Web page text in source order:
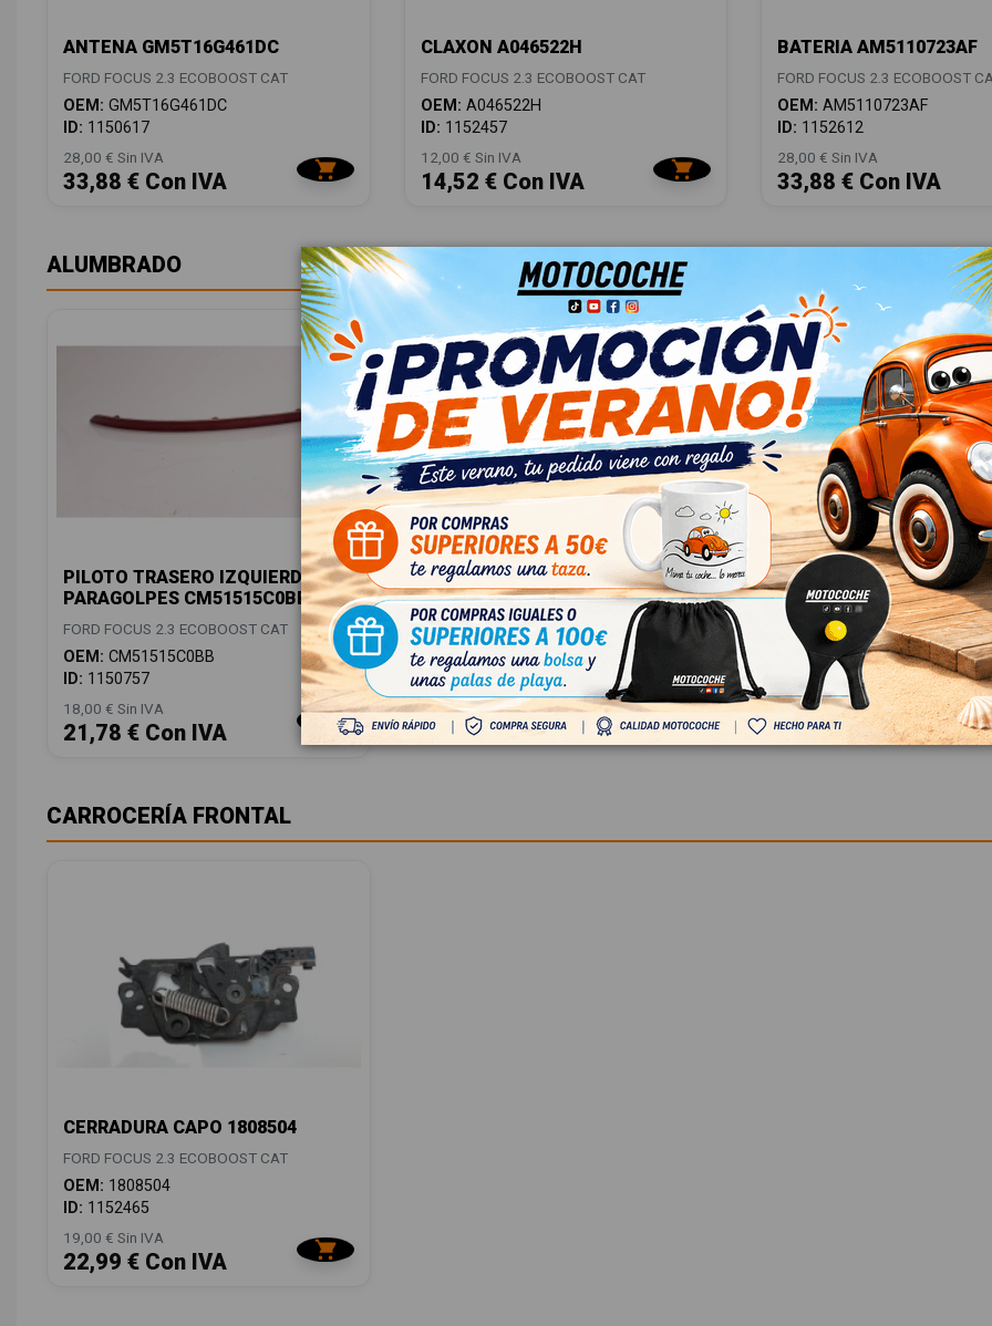
ANTENA GM5T16G461DC
FORD FOCUS 2.3 ECOBOOST CAT
OEM: GM5T16G461DC
ID: 1150617
28,00 € Sin IVA
33,88 € Con IVA
CLAXON A046522H
FORD FOCUS 2.3 ECOBOOST CAT
OEM: A046522H
ID: 1152457
12,00 € Sin IVA
14,52 € Con IVA
BATERIA AM5110723AF
FORD FOCUS 2.3 ECOBOOST
OEM: AM5110723AF
ID: 1152612
28,00 € Sin IVA
33,88 € Con IVA
ALUMBRADO
PILOTO TRASERO IZQUIERDO
PARAGOLPES CM51515C0BB
FORD FOCUS 2.3 ECOBOOST CAT
OEM: CM51515C0BB
ID: 1150757
18,00 € Sin IVA
21,78 € Con IVA
CARROCERÍA FRONTAL
CERRADURA CAPO 1808504
FORD FOCUS 2.3 ECOBOOST CAT
OEM: 1808504
ID: 1152465
19,00 € Sin IVA
22,99 € Con IVA